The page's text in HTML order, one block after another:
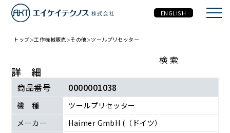
ENGLISH
トップ 工作機械販売 その他 ツールプリセッター
検 索
詳 細
商品番号 0000001038
機 種
ツールプリセッター
メーカー
Haimer GmbH (（ドイツ）